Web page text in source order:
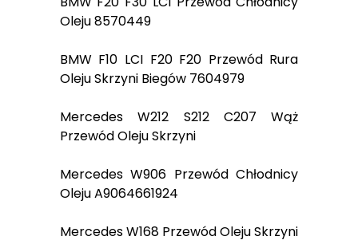
Oleju 8570449
BMW F10 LCI F20 F20 Przewód Rura
Oleju Skrzyni Biegów 7604979
Mercedes W212 S212 C207 Wąż
Przewód Oleju Skrzyni
Mercedes W906 Przewód Chłodnicy
Oleju A9064661924
Mercedes W168 Przewód Oleju Skrzyni